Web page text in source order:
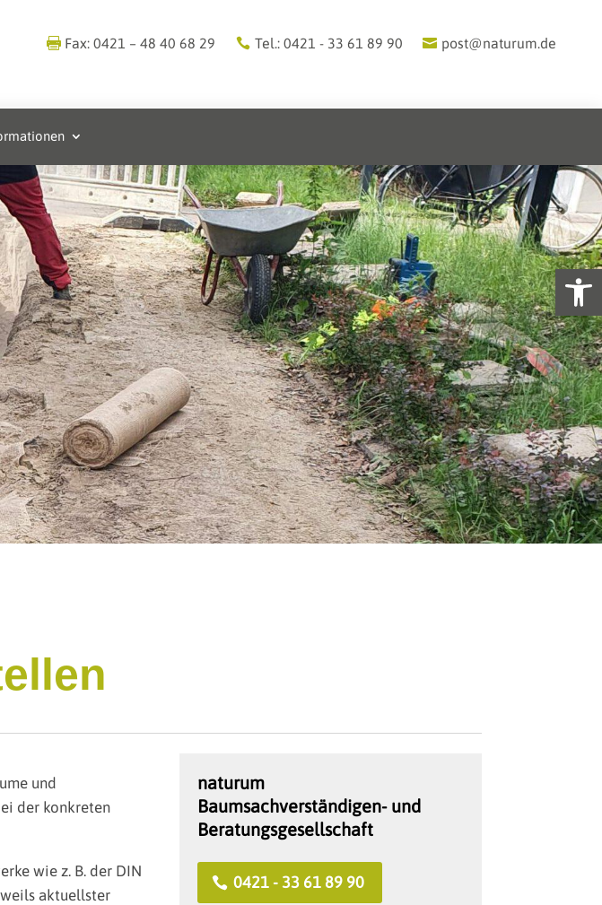
post@naturum.de
Tel.: 0421 - 33 61 89 90
Fax: 0421 – 48 40 68 29
und
der konkreten
wie z. B. der DIN
aktuellster
naturum
Baumsachverständigen- und
Beratungsgesellschaft
0421 - 33 61 89 90